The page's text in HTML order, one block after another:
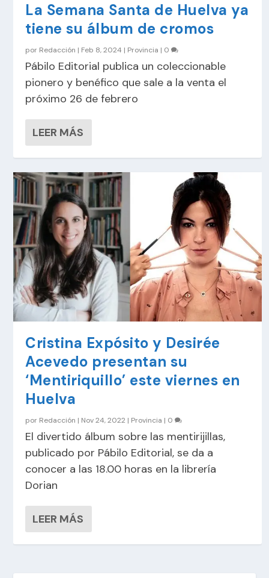
La Semana Santa de Huelva ya
tiene su álbum de cromos
por Redacción | Feb 8, 2024 | Provincia | 0
Pábilo Editorial publica un coleccionable
pionero y benéfico que sale a la venta el
próximo 26 de febrero
LEER MÁS
Cristina Expósito y Desirée
Acevedo presentan su
‘Mentiriquillo’ este viernes en
Huelva
por Redacción | Nov 24, 2022 | Provincia | 0
El divertido álbum sobre las mentirijillas,
publicado por Pábilo Editorial, se da a
conocer a las 18.00 horas en la librería
Dorian
LEER MÁS